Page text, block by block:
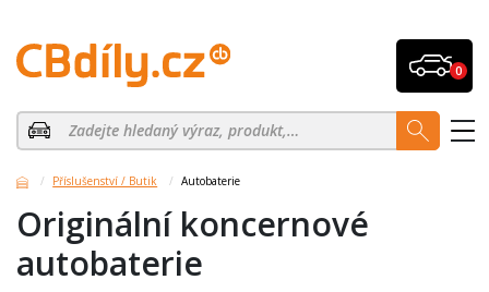
0
Příslušenství / Butik Autobaterie
Originální koncernové
autobaterie